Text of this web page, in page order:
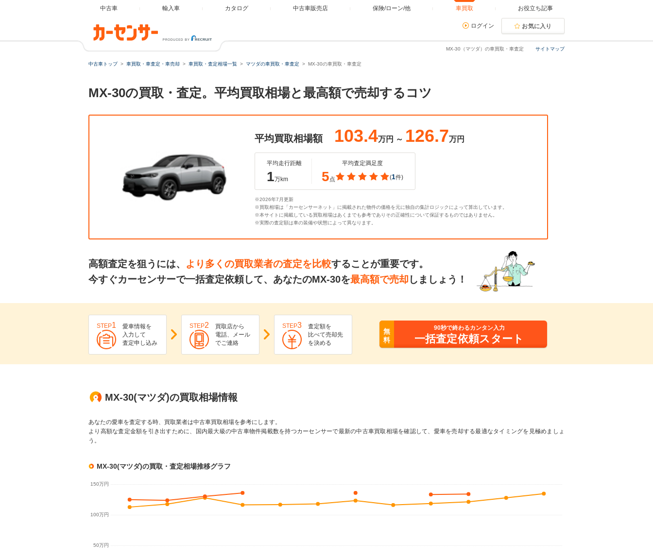
中古車 輸入車 カタログ 中古車販売店 保険/ローン/他 車買取 お役立ち記事
ログイン お気に入り
サイトマップ
MX-30（マツダ）の車買取・車査定
中古車トップ 車買取・車査定・車売却 車買取・査定相場一覧 マツダの車買取・車査定 MX-30の車買取・車査定
MX-30の買取・査定。平均買取相場と最高額で売却するコツ
平均買取相場額 103.4万円 ～ 126.7万円
平均走行距離
1万km
平均査定満足度
5点 (1件)
※2026年7月更新
※買取相場は「カーセンサーネット」に掲載された物件の価格を元に独自の集計ロジックによって算出しています。
※本サイトに掲載している買取相場はあくまでも参考でありその正確性について保証するものではありません。
※実際の査定額は車の装備や状態によって異なります。
高額査定を狙うには、 より多くの買取業者の査定を比較することが重要です。
今すぐカーセンサーで一括査定依頼して、あなたのMX-30を最高額で売却 しましょう！
STEP1
愛車情報を
入力して
査定申し込み
STEP2
買取店から
電話、メール
でご連絡
STEP3
査定額を
比べて売却先
を決める
無
料
90秒で終わるカンタン入力
一括査定依頼スタート
MX-30(マツダ)の買取相場情報
あなたの愛車を査定する時、買取業者は中古車買取相場を参考にします。
より高額な査定金額を引き出すために、国内最大級の中古車物件掲載数を持つカーセンサーで最新の中古車買取相場を確認して、愛車を売却する最適なタイミングを見極めましょ
う。
MX-30(マツダ)の買取・査定相場推移グラフ